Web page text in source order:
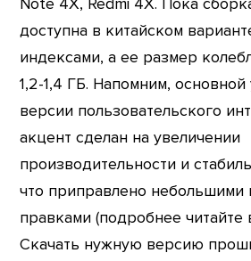
Note 4X, Redmi 4X. Пока
доступна в китайском
индексами, а ее размер
1,2-1,4 ГБ. Напомним,
версии пользовательского
акцент сделан на увеличении
производительности и
что приправлено небольшими
правками (подробнее читайте
Скачать нужную версию